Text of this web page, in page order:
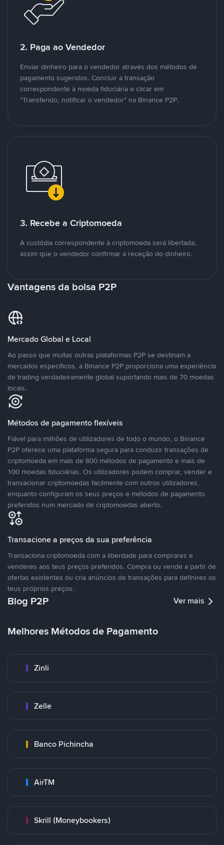
2. Paga ao Vendedor
Enviar dinheiro para o vendedor através dos métodos de
pagamento sugeridos. Concluir a transação
correspondente à moeda fiduciária e clicar em
"Transferido, notificar o vendedor" na Binance P2P.
3. Recebe a Criptomoeda
A custódia correspondente à criptomoeda será libertada,
assim que o vendedor confirmar a receção do dinheiro.
Vantagens da bolsa P2P
Mercado Global e Local
Ao passo que muitas outras plataformas P2P se destinam a
mercados específicos, a Binance P2P proporciona uma experiência
de trading verdadeiramente global suportando mais de 70 moedas
locais.
Métodos de pagamento flexíveis
Fiável para milhões de utilizadores de todo o mundo, o Binance
P2P oferece uma plataforma segura para conduzir transações de
criptomoeda em mais de 800 métodos de pagamento e mais de
100 moedas fiduciárias. Os utilizadores podem comprar, vender e
transacionar criptomoedas facilmente com outros utilizadores,
enquanto configuram os seus preços e métodos de pagamento
preferidos num mercado de criptomoedas aberto.
Transacione a preços da sua preferência
Transaciona criptomoeda com a liberdade para comprares e
venderes aos teus preços preferidos. Compra ou vende a partir de
ofertas existentes ou cria anúncios de transações para definires os
teus próprios preços.
Blog P2P Ver mais
Melhores Métodos de Pagamento
Zinli
Zelle
Banco Pichincha
AirTM
Skrill (Moneybookers)